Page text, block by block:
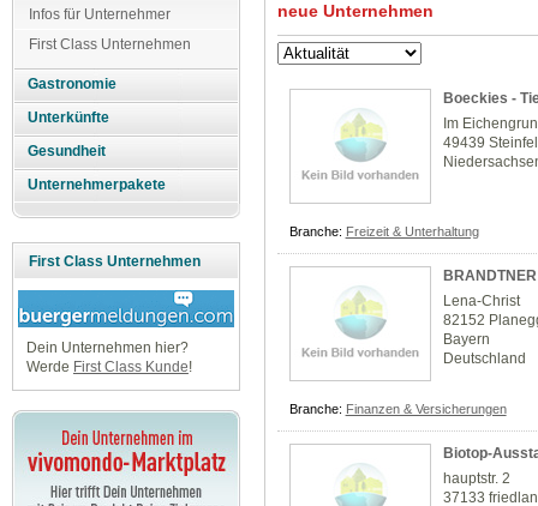
Infos für Unternehmer
First Class Unternehmen
Gastronomie
Unterkünfte
Gesundheit
Unternehmerpakete
First Class Unternehmen
Dein Unternehmen hier?
Werde First Class Kunde!
neue Unternehmen
Boeckies -
Im
49439
Branche: Freizeit & Unterhaltung
Lena-Christ
82152
Bayern
Deutschland
Branche: Finanzen & Versicherungen
Biotop-
hauptstr. 2
37133